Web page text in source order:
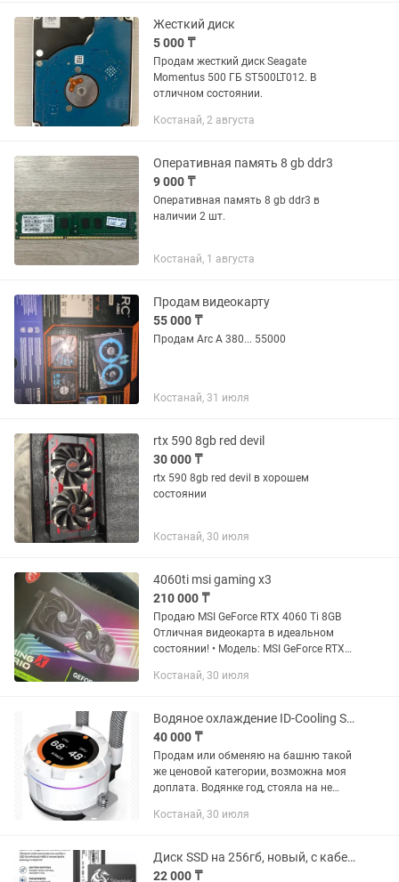
Жесткий диск
5 000 ₸
Продам жесткий диск Seagate
Momentus 500 ГБ ST500LT012. В
отличном состоянии.
Костанай, 2 августа
Оперативная память 8 gb ddr3
9 000 ₸
Оперативная память 8 gb ddr3 в
наличии 2 шт.
Костанай, 1 августа
Продам видеокарту
55 000 ₸
Продам Arc A 380... 55000
Костанай, 31 июля
rtx 590 8gb red devil
30 000 ₸
rtx 590 8gb red devil в хорошем
состоянии
Костанай, 30 июля
4060ti msi gaming x3
210 000 ₸
Продаю MSI GeForce RTX 4060 Ti 8GB
Отличная видеокарта в идеальном
состоянии! • Модель: MSI GeForce RTX
GDDR6 • Состояние: Полностью
Костанай, 30 июля
Водяное охлаждение ID-Cooling Space LCD SL240
40 000 ₸
Продам или обменяю на башню такой
же ценовой категории, возможна моя
доплата. Водянке год, стояла на не
Костанай, 30 июля
Диск SSD на 256гб, новый, с кабелем
22 000 ₸